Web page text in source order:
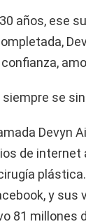
años, ese
siempre se
Devyn
de internet
y sus
81 millones